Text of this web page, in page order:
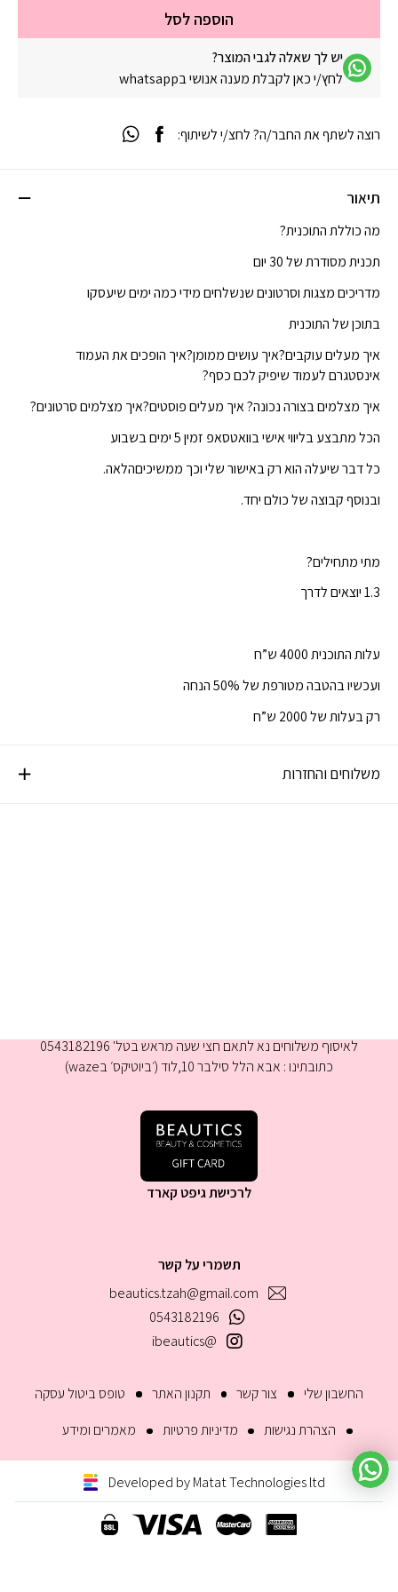
הוספה לסל
יש לך שאלה לגבי המוצר?
לחץ/י כאן לקבלת מענה אנושי בwhatsapp
תיאור
מה כוללת התוכנית?
תכנית מסודרת של 30 יום
מדריכים מצגות וסרטונים שנשלחים מידי כמה ימים שיעסקו
בתוכן של התוכנית
איך מעלים עוקבים?איך עושים ממומן?איך הופכים את העמוד
אינסטגרם לעמוד שיפיק לכם כסף?
איך מצלמים בצורה נכונה? איך מעלים פוסטים?איך מצלמים סרטונים?
הכל מתבצע בליווי אישי בוואטסאפ זמין 5 ימים בשבוע
כל דבר שיעלה הוא רק באישור שלי וכך ממשיכיםהלאה.
ובנוסף קבוצה של כולם יחד.
מתי מתחילים?
1.3 יוצאים לדרך
עלות התוכנית 4000 ש”ח
ועכשיו בהטבה מטורפת של 50% הנחה
רק בעלות של 2000 ש”ח
משלוחים והחזרות
רוצה לשתף את החבר/ה? לחצ/י לשיתוף:
החשבון שלי צור קשר תקנון האתר
טופס ביטול עסקה
הצהרת נגישות
מדיניות פרטיות מאמרים ומידע
תשמרי על קשר
beautics.tzah@gmail.com
0543182196
@ibeautics
לאיסוף משלוחים נא לתאם חצי שעה מראש בטל' 0543182196
כתובתינו : אבא הלל סילבר 10,לוד (׳ביוטיקס׳ בwaze)
לרכישת גיפט קארד
Developed by Matat Technologies ltd